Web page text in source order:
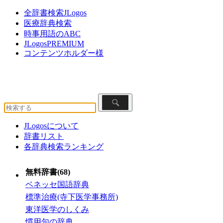
全辞書検索JLogos
医療辞典検索
時事用語のABC
JLogosPREMIUM
コンテンツホルダー様
JLogosについて
辞書リスト
各辞典検索ランキング
無料辞書(68)
ベネッセ国語辞典
標準治療(寺下医学事務所)
東洋医学のしくみ